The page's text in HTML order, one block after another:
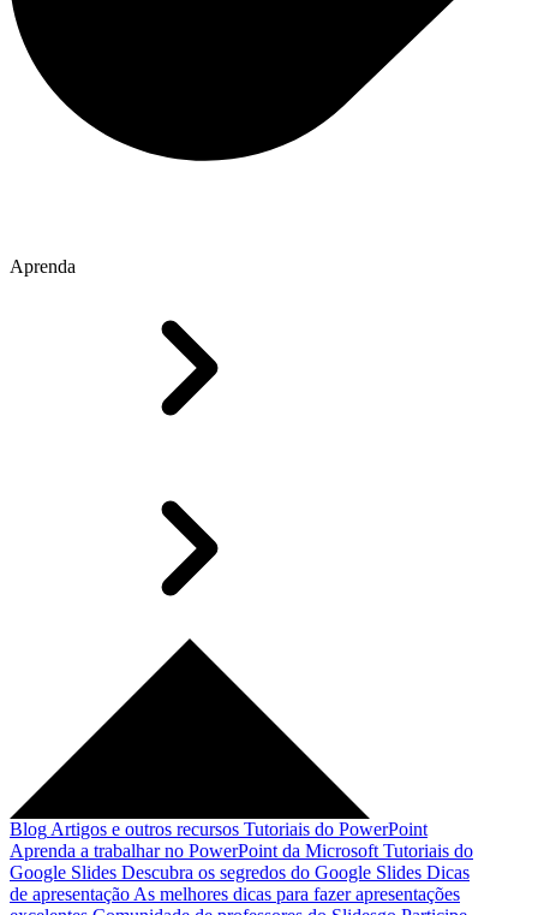
Aprenda
Blog Artigos e outros recursos Tutoriais do PowerPoint
Aprenda a trabalhar no PowerPoint da Microsoft Tutoriais do
Google Slides Descubra os segredos do Google Slides Dicas
de apresentação As melhores dicas para fazer apresentações